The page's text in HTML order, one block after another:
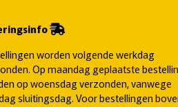
worden volgende werkdag
Op maandag geplaatste
op woensdag verzonden, vanwege
sluitingsdag. Voor bestellingen